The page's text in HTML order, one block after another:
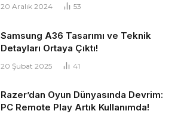
20 Aralık 2024 53
Samsung A36 Tasarımı ve Teknik
Detayları Ortaya Çıktı!
20 Şubat 2025 41
Razer’dan Oyun Dünyasında Devrim:
PC Remote Play Artık Kullanımda!